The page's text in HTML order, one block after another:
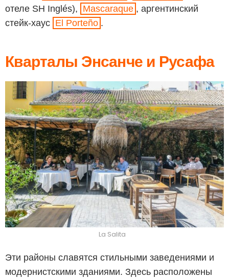
отеле SH Inglés), Mascaraque , аргентинский
стейк-хаус El Porteño .
Кварталы Энсанче и Русафа
La Salita
Эти районы славятся стильными заведениями и
модернистскими зданиями. Здесь расположены